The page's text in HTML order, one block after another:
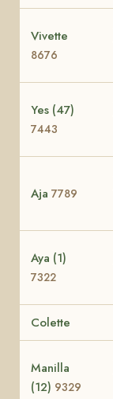
Vivette
8676
Yes (47)
7443
Aja 7789
Aya (1)
7322
Colette
Manilla
(12) 9329